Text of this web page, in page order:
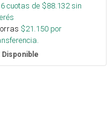
6cuotas de $88.132sin
$21.150 por
Disponible